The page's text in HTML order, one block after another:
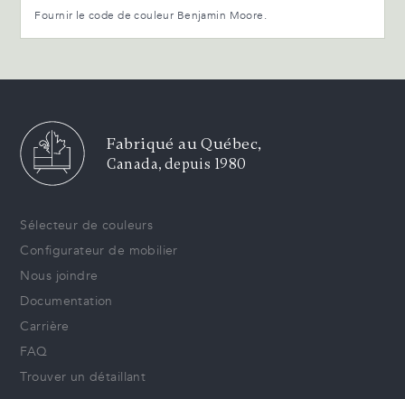
Fournir le code de couleur Benjamin Moore.
Fabriqué au Québec,
Canada, depuis 1980
Sélecteur de couleurs
Configurateur de mobilier
Nous joindre
Documentation
Carrière
FAQ
Trouver un détaillant